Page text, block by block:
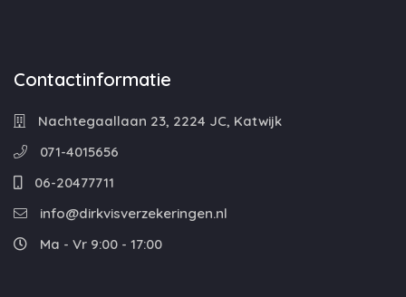
Contactinformatie
Nachtegaallaan 23, 2224 JC, Katwijk
071-4015656
06-20477711
info@dirkvisverzekeringen.nl
Ma - Vr 9:00 - 17:00